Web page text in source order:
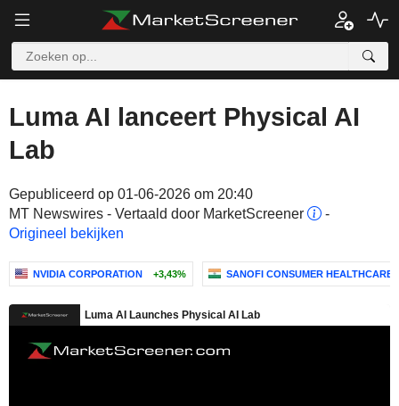
Luma AI lanceert Physical AI
Lab
Gepubliceerd op 01-06-2026 om 20:40
MT Newswires - Vertaald door MarketScreener
-
Origineel bekijken
NVIDIA CORPORATION +3,43% SANOFI CONSUMER HEALTHCARE